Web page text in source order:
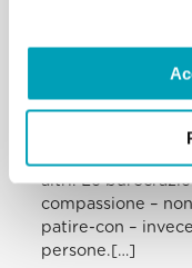
possiamo cadere
“la violenza”,
porte. Quando
cominciano a
altri. Le
compassione –
patire-con –
persone.[…]